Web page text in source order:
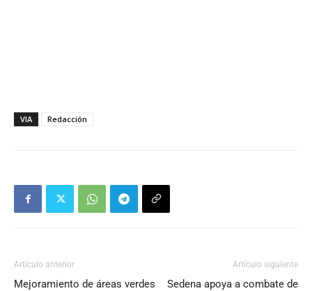
VIA Redacción
Artículo anterior
Mejoramiento de áreas verdes
Artículo siguiente
Sedena apoya a combate de